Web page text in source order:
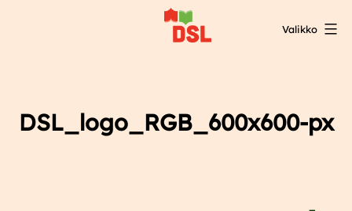
Valikko
DSL_logo_RGB_600x600-px